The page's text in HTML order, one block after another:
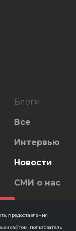
Блоги:
Все
Интервью
Новости
СМИ о нас
предоставления
сайтом, пользователь